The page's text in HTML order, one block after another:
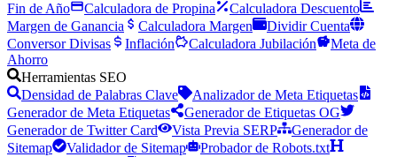
Fin de Año
Calculadora de Propina
Calculadora Descuento
Margen de Ganancia
Calculadora Margen
Dividir Cuenta
Conversor Divisas
Inflación Calculadora Jubilación
Meta de
Ahorro
Herramientas SEO
Densidad de Palabras Clave
Analizador de Meta Etiquetas
Generador de Meta Etiquetas
Generador de Etiquetas OG
Generador de Twitter Card
Vista Previa SERP
Generador de
Sitemap
Validador de Sitemap
Probador de Robots.txt